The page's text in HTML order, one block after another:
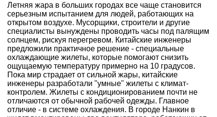
Летняя жара в больших городах все чаще становится
серьезным испытанием для людей, работающих на
открытом воздухе. Мусорщики, строители и другие
специалисты вынуждены проводить часы под палящим
солнцем, рискуя перегревом. Китайские инженеры
предложили практичное решение - специальные
охлаждающие жилеты, которые помогают снизить
ощущаемую температуру примерно на 10 градусов.
Пока мир страдает от сильной жары, китайские
инженеры разработали "умные" жилеты с климат-
контролем. Жилеты с кондиционированием почти не
отличаются от обычной рабочей одежды. Главное
отличие - в системе охлаждения. В городе Нанкин в